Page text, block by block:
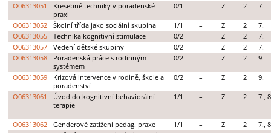
O06313051
Kresebné techniky v poradenské
praxi
0/1 – Z 2 7.
O06313052 Školní třída jako sociální skupina 1/1 – Z 2
7.
O06313055
Technika kognitivní stimulace 0/2 – Z 2
7.
O06313057
Vedení dětské skupiny 0/2 – Z 2
7.
O06313058
Poradenská práce s rodinným
systémem
0/2 – Z 2 9.
O06313059
Krizová intervence v rodině, škole a
poradenství
0/2 – Z 2 9.
O06313061
Úvod do kognitivní behaviorální
terapie
1/1 – Z 2 7.,
O06313062 Genderové zatížení pedag. praxe 1/1 – Z 2
7.,